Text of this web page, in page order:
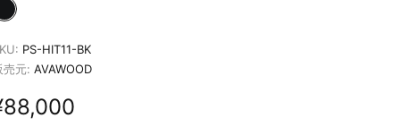
PS-HIT11-BK
売元: AVAWOOD